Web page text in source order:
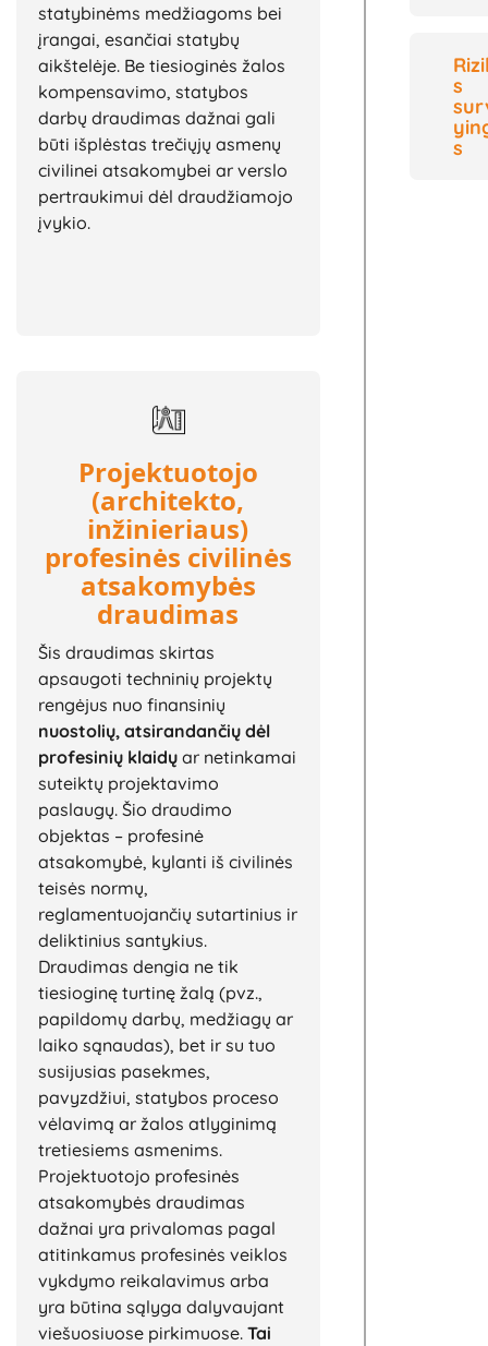
statybinėms medžiagoms bei
įrangai, esančiai statybų
aikštelėje. Be tiesioginės žalos
kompensavimo, statybos
darbų draudimas dažnai gali
būti išplėstas trečiųjų asmenų
civilinei atsakomybei ar verslo
pertraukimui dėl draudžiamojo
įvykio.
Projektuotojo
(architekto,
inžinieriaus)
profesinės civilinės
atsakomybės
draudimas
Šis draudimas skirtas
apsaugoti techninių projektų
rengėjus nuo finansinių
nuostolių, atsirandančių dėl
profesinių klaidų ar netinkamai
suteiktų projektavimo
paslaugų. Šio draudimo
objektas – profesinė
atsakomybė, kylanti iš civilinės
teisės normų,
reglamentuojančių sutartinius ir
deliktinius santykius.
Draudimas dengia ne tik
tiesioginę turtinę žalą (pvz.,
papildomų darbų, medžiagų ar
laiko sąnaudas), bet ir su tuo
susijusias pasekmes,
pavyzdžiui, statybos proceso
vėlavimą ar žalos atlyginimą
tretiesiems asmenims.
Projektuotojo profesinės
atsakomybės draudimas
dažnai yra privalomas pagal
atitinkamus profesinės veiklos
vykdymo reikalavimus arba
yra būtina sąlyga dalyvaujant
viešuosiuose pirkimuose. Tai
s
s